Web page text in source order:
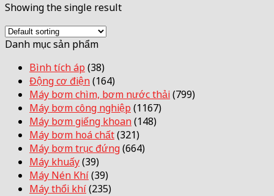
Showing the single result
Danh mục sản phẩm
Bình tích áp (38)
Động cơ điện(164)
Máy bơm chìm, bơm nước thải(799)
Máy bơm công nghiệp (1167)
Máy bơm giếng khoan(148)
Máy bơm hoá chất(321)
Máy bơm trục đứng(664)
Máy khuấy(39)
Máy Nén Khí(39)
Máy thổi khí(235)